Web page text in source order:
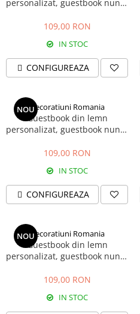
personalizat, guestbook nunta
109,00 RON
IN STOC
CONFIGUREAZA
NOUDecoratiuni Romania
Guestbook din lemn
personalizat, guestbook nunta
109,00 RON
IN STOC
CONFIGUREAZA
NOUDecoratiuni Romania
Guestbook din lemn
personalizat, guestbook nunta
109,00 RON
IN STOC